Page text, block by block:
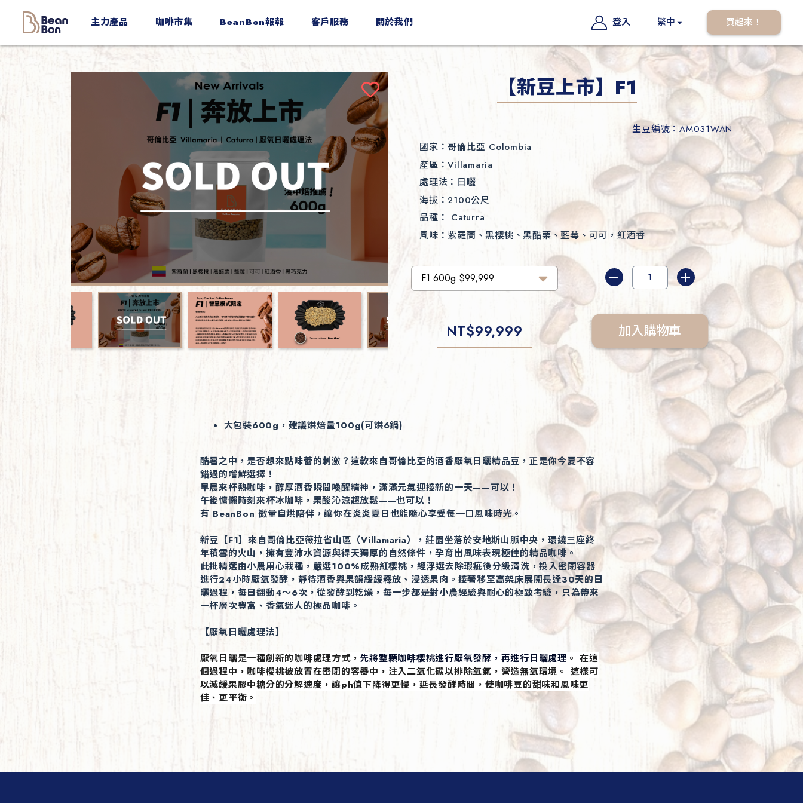
買起來！
繁中
登入
主力產品 咖啡市集 BeanBon報報 客戶服務 關於我們
【新豆上市】F1
生豆編號：AM031WAN
國家：哥倫比亞 Colombia
產區：Villamaria
處理法： 日曬
海拔：2100公尺
品種： Caturra
風味： 紫羅蘭、黑櫻桃、黑醋栗、藍莓、可可，紅酒香
NT$99,999 加入購物車
大包裝600g，建議烘焙量100g(可烘6鍋)
酷暑之中，是否想來點味蕾的刺激？這款來自哥倫比亞的酒香厭氧日曬精品豆，正是你今夏不容
錯過的嚐鮮選擇！
早晨來杯熱咖啡，醇厚酒香瞬間喚醒精神，滿滿元氣迎接新的一天——可以！
午後慵懶時刻來杯冰咖啡，果酸沁涼超放鬆——也可以！
有 BeanBon 微量自烘陪伴，讓你在炎炎夏日也能隨心享受每一口風味時光。
新豆【F1】來自哥倫比亞薇拉省山區（Villamaria），莊園坐落於安地斯山脈中央，環繞三座終
年積雪的火山，擁有豐沛水資源與得天獨厚的自然條件，孕育出風味表現極佳的精品咖啡。
此批精選由小農用心栽種，嚴選100%成熟紅櫻桃，經浮選去除瑕疵後分級清洗，投入密閉容器
進行24小時厭氧發酵，靜待酒香與果韻緩緩釋放、浸透果肉。接著移至高架床展開長達30天的日
曬過程，每日翻動4～6次，從發酵到乾燥，每一步都是對小農經驗與耐心的極致考驗，只為帶來
一杯層次豐富、香氣迷人的極品咖啡。
【厭氧日曬處理法】
厭氧日曬是一種創新的咖啡處理方式， 先將整顆咖啡櫻桃進行厭氧發酵，再進行日曬處理 。 在這
個過程中，咖啡櫻桃被放置在密閉的容器中，注入二氧化碳以排除氧氣，營造無氧環境。 這樣可
以減緩果膠中糖分的分解速度，讓ph值下降得更慢，延長發酵時間，使咖啡豆的甜味和風味更
佳、更平衡。